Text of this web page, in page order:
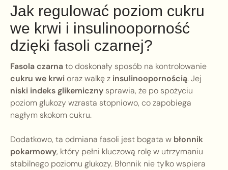
Jak regulować poziom cukru
we krwi i insulinooporność
dzięki fasoli czarnej?
Fasola czarnato doskonały sposób na kontrolowanie
cukru we krwioraz walkę z insulinoopornością. Jej
niski indeks glikemiczny sprawia, że po spożyciu
poziom glukozy wzrasta stopniowo, co zapobiega
nagłym skokom cukru.
Dodatkowo, ta odmiana fasoli jest bogata w błonnik
pokarmowy, który pełni kluczową rolę w utrzymaniu
stabilnego poziomu glukozy. Błonnik nie tylko wspiera